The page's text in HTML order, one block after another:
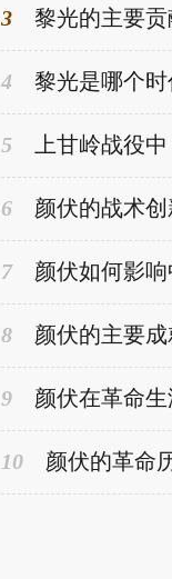
3
黎光的主要
4 黎光是哪个
5
上甘岭战役
些战术取得胜利
6
颜伏的战术
例
7
颜伏如何影
8 颜伏的主要
9
颜伏在革命
要的角色
10
颜伏的革命